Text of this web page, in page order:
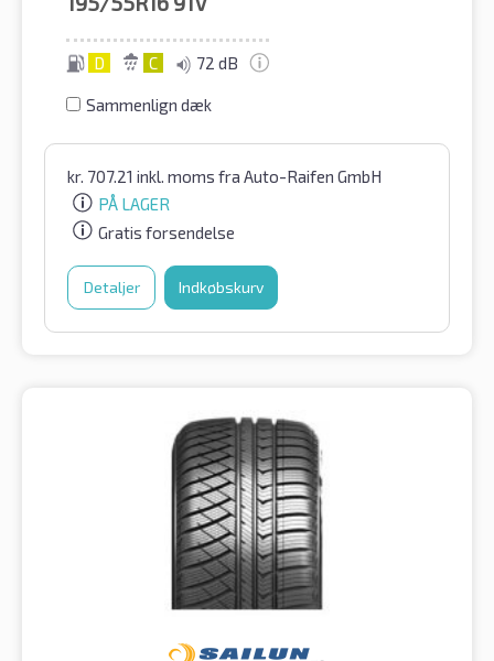
D C 72 dB
Sammenlign dæk
kr. 707.21 inkl. moms fra Auto-Raifen GmbH
PÅ LAGER
Gratis forsendelse
Detaljer Indkøbskurv